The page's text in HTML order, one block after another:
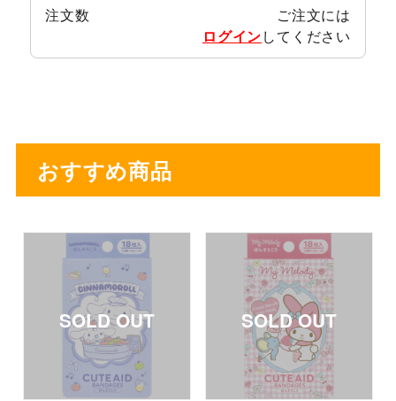
注文数
ご注文には
ログインしてください
おすすめ商品